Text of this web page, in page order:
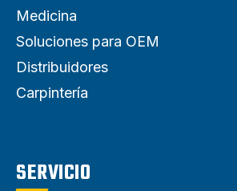
Medicina
Soluciones para OEM
Distribuidores
Carpintería
SERVICIO